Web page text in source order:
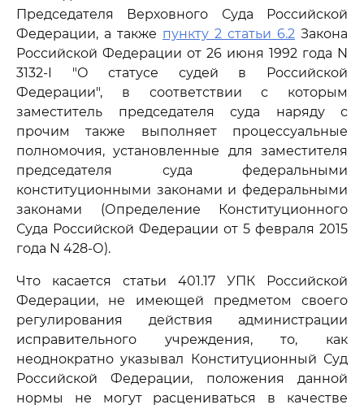
Председателя Верховного Суда Российской
Федерации, а также пункту 2 статьи 6.2 Закона
Российской Федерации от 26 июня 1992 года N
3132-I "О статусе судей в Российской
Федерации", в соответствии с которым
заместитель председателя суда наряду с
прочим также выполняет процессуальные
полномочия, установленные для заместителя
председателя суда федеральными
конституционными законами и федеральными
законами (Определение Конституционного
Суда Российской Федерации от 5 февраля 2015
года N 428-О).
Что касается статьи 401.17 УПК Российской
Федерации, не имеющей предметом своего
регулирования действия администрации
исправительного учреждения, то, как
неоднократно указывал Конституционный Суд
Российской Федерации, положения данной
нормы не могут расцениваться в качестве